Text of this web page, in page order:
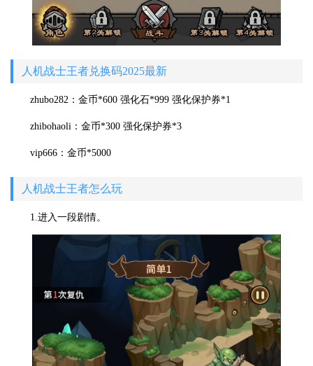
人机战士王者兑换码2025最新
zhubo282：金币*600 强化石*999 强化保护券*1
zhibohaoli：金币*300 强化保护券*3
vip666：金币*5000
人机战士王者怎么玩
1.进入一段剧情。